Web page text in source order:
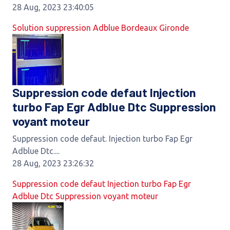
28 Aug, 2023 23:40:05
Solution suppression Adblue Bordeaux Gironde
Suppression code defaut Injection
turbo Fap Egr Adblue Dtc Suppression
voyant moteur
Suppression code defaut. Injection turbo Fap Egr
Adblue Dtc....
28 Aug, 2023 23:26:32
Suppression code defaut Injection turbo Fap Egr
Adblue Dtc Suppression voyant moteur